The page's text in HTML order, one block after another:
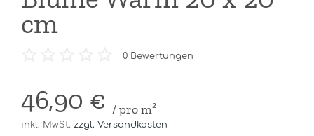
cm
0 Bewertungen
46,90 € / pro m²
inkl. MwSt. zzgl. Versandkosten